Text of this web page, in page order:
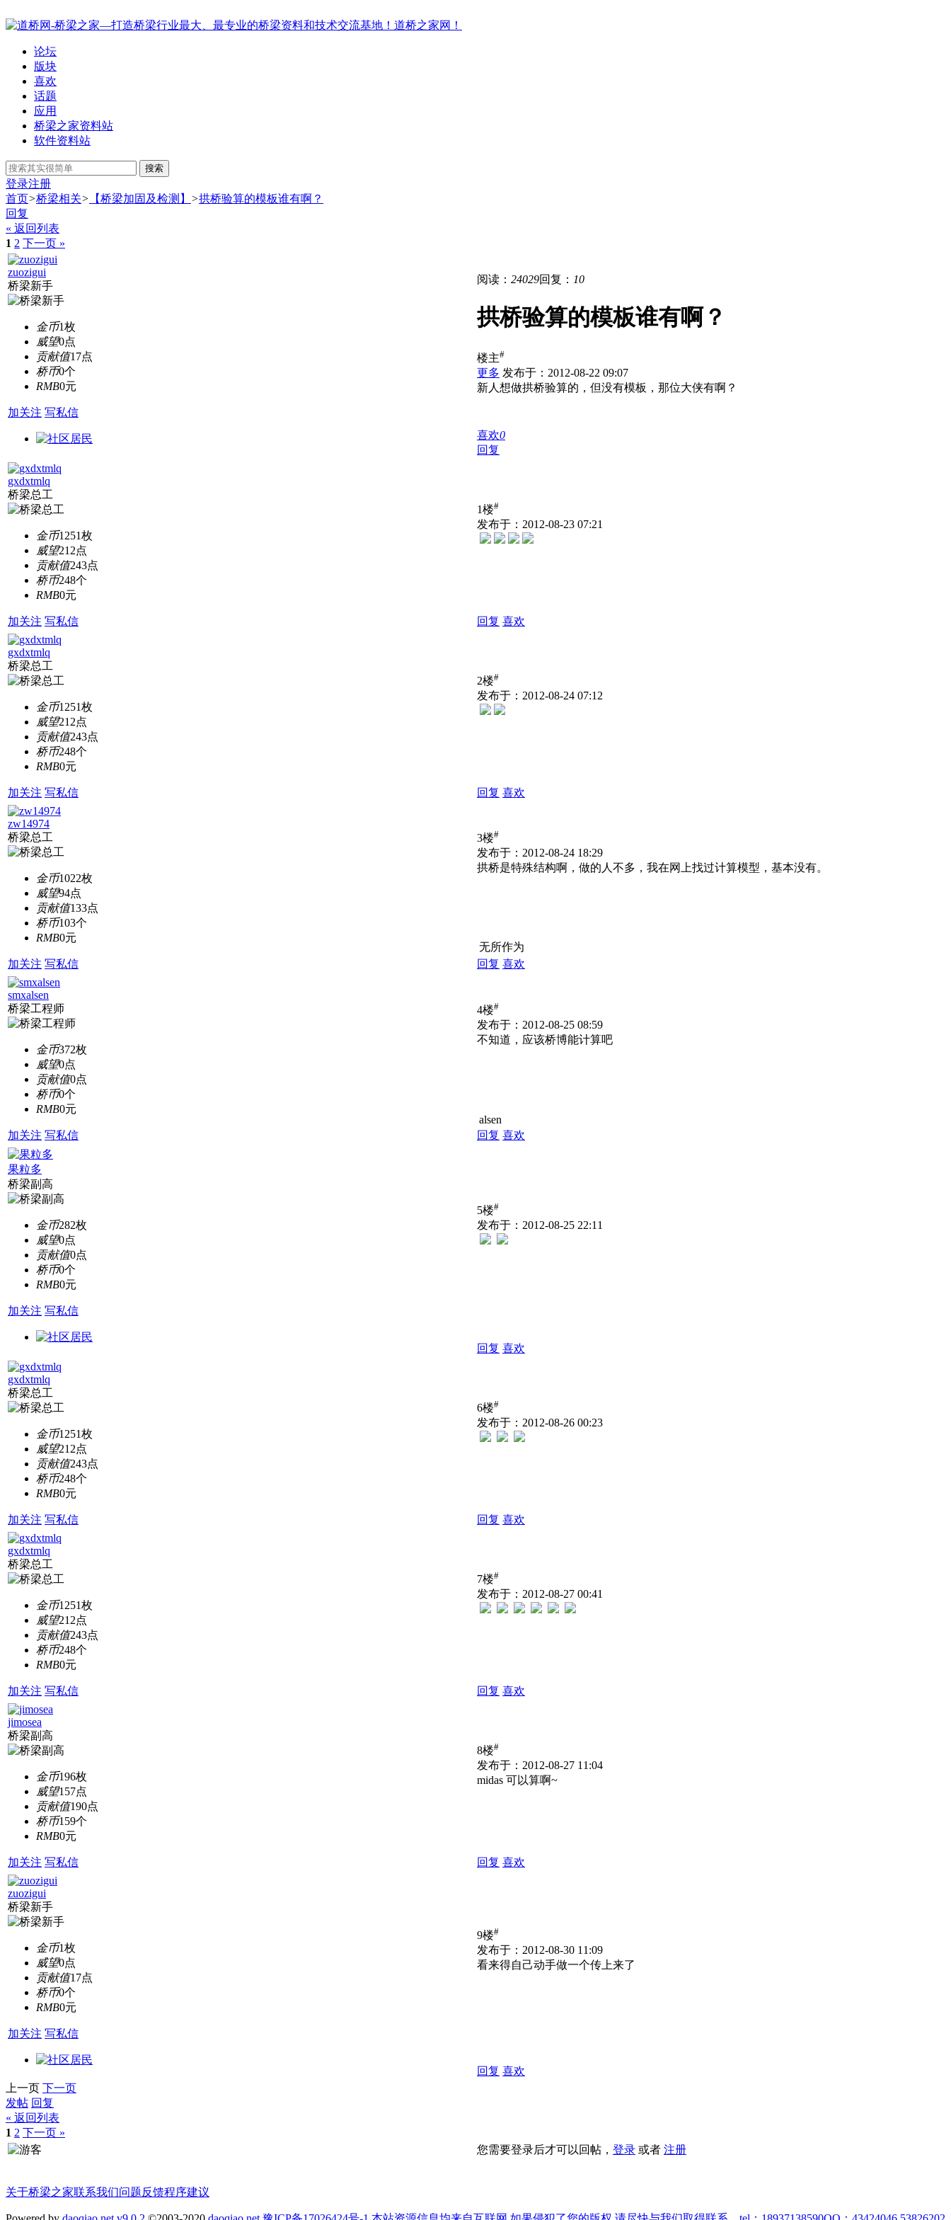
论坛
版块
喜欢
话题
应用
桥梁之家资料站
软件资料站
搜索
登录注册
首页>桥梁相关> 【桥梁加固及检测】 >拱桥验算的模板谁有啊？
回复
« 返回列表
1 2 下一页 »
zuozigui
桥梁新手
金币1枚
威望0点
贡献值17点
桥币0个
RMB0元
加关注 写私信
阅读： 24029回复： 10
拱桥验算的模板谁有啊？
楼主#
更多 发布于：2012-08-22 09:07
新人想做拱桥验算的，但没有模板，那位大侠有啊？
喜欢0
回复
gxdxtmlq
桥梁总工
金币1251枚
威望212点
贡献值243点
桥币248个
RMB0元
加关注 写私信
1楼#
发布于：2012-08-23 07:21
回复 喜欢
gxdxtmlq
桥梁总工
金币1251枚
威望212点
贡献值243点
桥币248个
RMB0元
加关注 写私信
2楼#
发布于：2012-08-24 07:12
回复 喜欢
zw14974
桥梁总工
金币1022枚
威望94点
贡献值133点
桥币103个
RMB0元
加关注 写私信
3楼#
发布于：2012-08-24 18:29
拱桥是特殊结构啊，做的人不多，我在网上找过计算模型，基本没有。
无所作为
回复 喜欢
smxalsen
桥梁工程师
金币372枚
威望0点
贡献值0点
桥币0个
RMB0元
加关注 写私信
4楼#
发布于：2012-08-25 08:59
不知道，应该桥博能计算吧
alsen
回复 喜欢
果粒多
桥梁副高
金币282枚
威望0点
贡献值0点
桥币0个
RMB0元
加关注 写私信
5楼#
发布于：2012-08-25 22:11
回复 喜欢
gxdxtmlq
桥梁总工
金币1251枚
威望212点
贡献值243点
桥币248个
RMB0元
加关注 写私信
6楼#
发布于：2012-08-26 00:23
回复 喜欢
gxdxtmlq
桥梁总工
金币1251枚
威望212点
贡献值243点
桥币248个
RMB0元
加关注 写私信
7楼#
发布于：2012-08-27 00:41
回复 喜欢
jimosea
桥梁副高
金币196枚
威望157点
贡献值190点
桥币159个
RMB0元
加关注 写私信
8楼#
发布于：2012-08-27 11:04
midas 可以算啊~
回复 喜欢
zuozigui
桥梁新手
金币1枚
威望0点
贡献值17点
桥币0个
RMB0元
加关注 写私信
9楼#
发布于：2012-08-30 11:09
看来得自己动手做一个传上来了
回复 喜欢
上一页 下一页
发帖 回复
« 返回列表
1 2 下一页 »
您需要登录后才可以回帖， 登录 或者 注册
关于桥梁之家联系我们问题反馈程序建议